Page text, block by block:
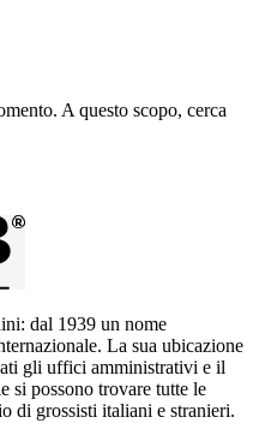
A questo scopo, cerca
dal 1939 un nome
La sua ubicazione
gli uffici amministrativi e il
si possono trovare tutte le
di grossisti italiani e stranieri.